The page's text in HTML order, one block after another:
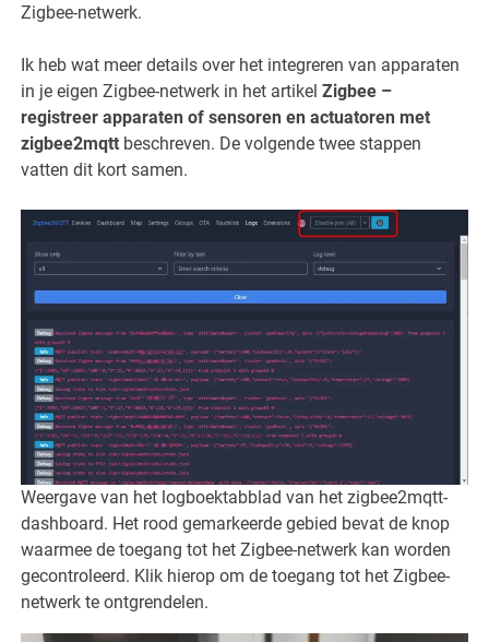
Zigbee-netwerk.
Ik heb wat meer details over het integreren van apparaten
in je eigen Zigbee-netwerk in het artikelZigbee –
registreer apparaten of sensoren en actuatoren met
zigbee2mqtt beschreven. De volgende twee stappen
vatten dit kort samen.
Weergave van het logboektabblad van het zigbee2mqtt-
dashboard. Het rood gemarkeerde gebied bevat de knop
waarmee de toegang tot het Zigbee-netwerk kan worden
gecontroleerd. Klik hierop om de toegang tot het Zigbee-
netwerk te ontgrendelen.